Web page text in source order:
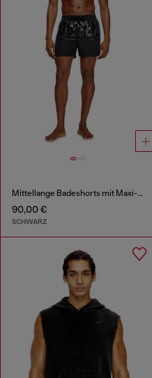
Mittellange Badeshorts mit Maxi-Logo
90,00 €
SCHWARZ